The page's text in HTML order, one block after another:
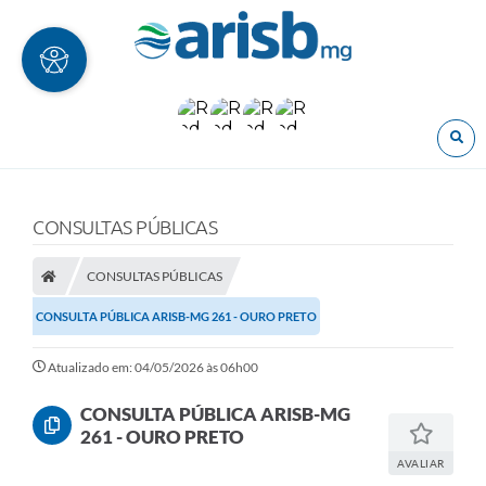
CONSULTAS PÚBLICAS
CONSULTAS PÚBLICAS
CONSULTA PÚBLICA ARISB-MG 261 - OURO PRETO
Atualizado em: 04/05/2026 às 06h00
CONSULTA PÚBLICA ARISB-MG
261 - OURO PRETO
AVALIAR